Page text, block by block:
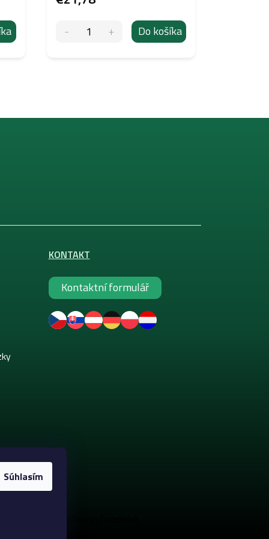
Súhlasím
Do košíka
KONTAKT
Kontaktní formulář